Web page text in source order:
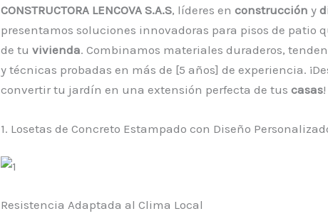
CONSTRUCTORA LENCOVA S.A.S, líderes en construcción y
presentamos soluciones innovadoras para pisos de patio
de tu vivienda. Combinamos materiales duraderos,
y técnicas probadas en más de [5 años] de experiencia.
convertir tu jardín en una extensión perfecta de tus casas!
1. Losetas de Concreto Estampado con Diseño
Resistencia Adaptada al Clima Local